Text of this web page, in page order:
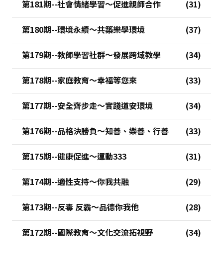
第181期--社會情緒學習～促進親師合作
第180期--環境永續～共築樂學環境
第179期--教師學習社群～發展跨域教學
第178期--家庭教育～幸福等您來
第177期--安全齊步走～實踐道安環境
第176期--品格決勝負～知善、樂善、行善
第175期--健康促進～運動333
第174期--適性支持～你我共融
第173期--反毒 反霸～品德你我他
第172期--國際教育～文化交流拓視野